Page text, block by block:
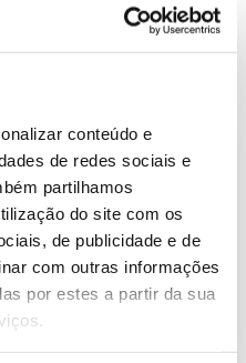
conteúdo e
de redes sociais e
partilhamos
do site com os
de publicidade e de
com outras informações
por estes a partir da sua
do Sistema
semana 4 de 2022
semanal, com